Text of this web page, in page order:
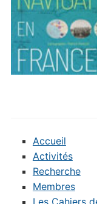
Accueil
Activités
Recherche
Membres
Les Cahiers